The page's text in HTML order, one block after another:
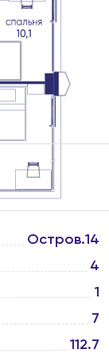
Остров.14
4
1
7
112.7